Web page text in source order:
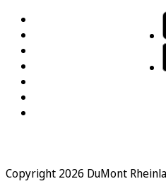
Copyright 2026 DuMont